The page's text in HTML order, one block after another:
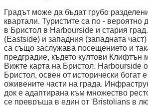
Градът може да бъдат грубо
квартали. Туристите са по - вероятно
в Бристол в Harbourside и стария
(Eastside) и западния (западната
са също заслужава посещението и
предградие, където култови Клифтън
Вижте карта на Бристол. Harbourside
Бристол, освен от исторически богат
оживените части на града.
док е адаптирана към множество
се превръща в един от 'Bristolians в